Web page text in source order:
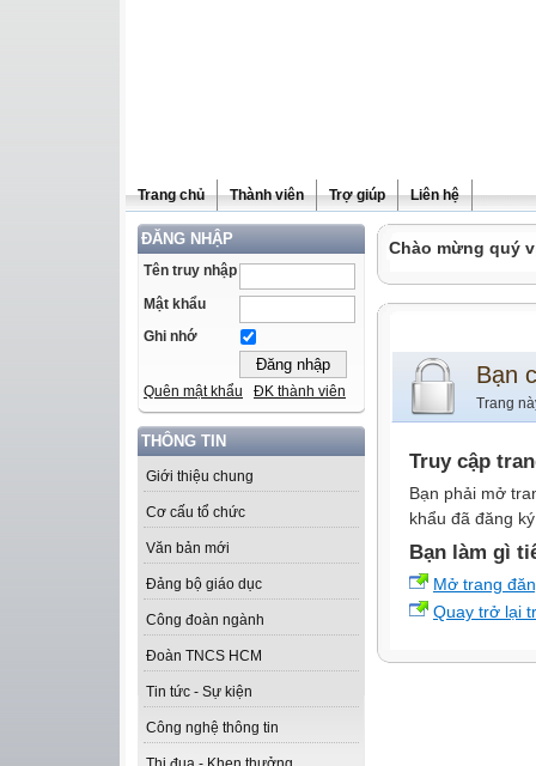
Trang chủ Thành viên Trợ giúp Liên hệ
ĐĂNG NHẬP
Tên truy nhập
Mật khẩu
Ghi nhớ
Quên mật khẩu ĐK thành viên
THÔNG TIN
Giới thiệu chung
Cơ cấu tổ chức
Văn bản mới
Đảng bộ giáo dục
Công đoàn ngành
Đoàn TNCS HCM
Tin tức - Sự kiện
Công nghệ thông tin
Chào mừng quý
Bạn
Trang
Truy cập
Bạn phải mở
khẩu đã đăng
Bạn làm gì
Mở trang
Quay trở lại